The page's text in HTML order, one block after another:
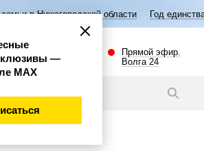
области Год единства народов
Прямой эфир.
Волга 24
—
МАХ